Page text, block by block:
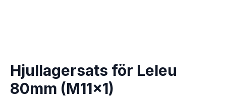
Hjullagersats för Leleu
80mm (M11x1)